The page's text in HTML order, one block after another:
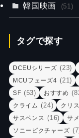
韓国映画 (51)
タグで探す
DCEUシリーズ (23)
MCUフェーズ4 (21)
SF (53) おすすめ
クライム (24) クリ
サスペンス (16) サメ
ソニーピクチャーズ